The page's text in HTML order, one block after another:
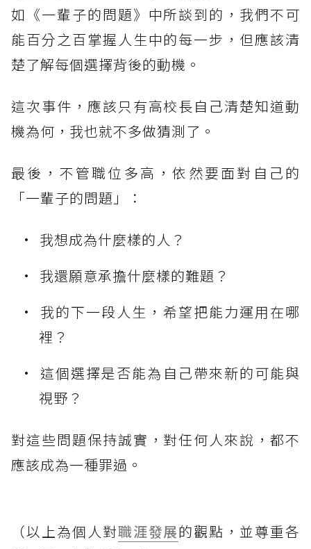
如《一輩子的問題》中所談到的，我們不可
能百分之百掌握人生中的每一步，但應該清
楚了解每個選擇背後的動機。
這次事件，應該只有高校長自己清楚知道動
機為何，我也就不多做猜測了。
最後，不管職位多高，依然要面對自己的
「一輩子的問題」：
我想成為什麼樣的人？
我還願意承擔什麼樣的難題？
我的下一段人生，希望把能力運用在哪
裡？
這個選擇是否能為自己帶來新的可能與
視野？
對這些問題保持誠實，對任何人來說，都不
應該成為一種罪過。
（以上為個人對職涯發展的觀點，並尊重各